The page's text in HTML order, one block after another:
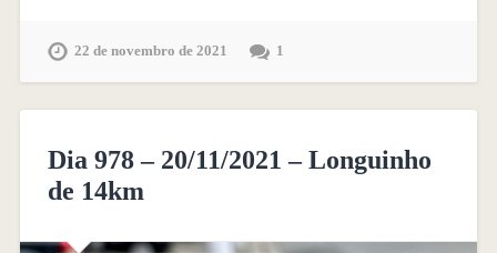
22 de novembro de 2021 1
Dia 978 – 20/11/2021 – Longuinho
de 14km